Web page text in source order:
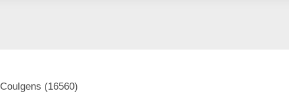
Coulgens (16560)